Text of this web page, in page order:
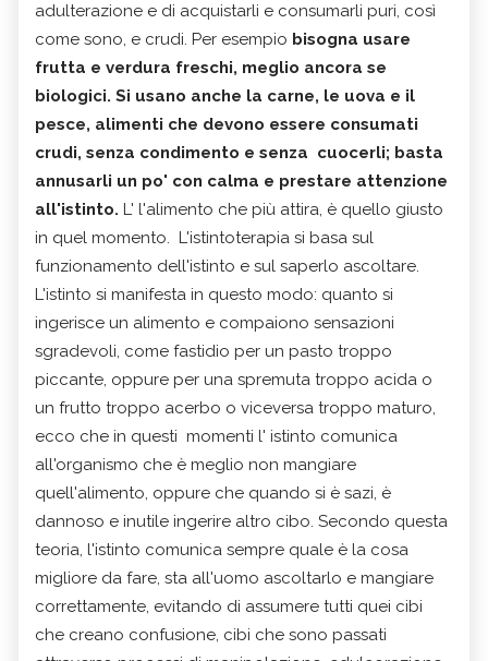
adulterazione e di acquistarli e consumarli puri, così
come sono, e crudi. Per esempio bisogna usare
frutta e verdura freschi, meglio ancora se
biologici. Si usano anche la carne, le uova e il
pesce, alimenti che devono essere consumati
crudi, senza condimento e senza cuocerli; basta
annusarli un po' con calma e prestare attenzione
all'istinto. L' l'alimento che più attira, è quello giusto
in quel momento. L'istintoterapia si basa sul
funzionamento dell'istinto e sul saperlo ascoltare.
L'istinto si manifesta in questo modo: quanto si
ingerisce un alimento e compaiono sensazioni
sgradevoli, come fastidio per un pasto troppo
piccante, oppure per una spremuta troppo acida o
un frutto troppo acerbo o viceversa troppo maturo,
ecco che in questi momenti l' istinto comunica
all'organismo che è meglio non mangiare
quell'alimento, oppure che quando si è sazi, è
dannoso e inutile ingerire altro cibo. Secondo questa
teoria, l'istinto comunica sempre quale è la cosa
migliore da fare, sta all'uomo ascoltarlo e mangiare
correttamente, evitando di assumere tutti quei cibi
che creano confusione, cibi che sono passati